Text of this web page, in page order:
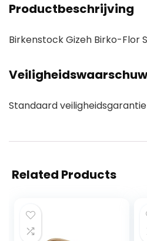
Productbeschrijving
Birkenstock Gizeh Birko-Flor
Standaard veiligheidsgarantie
Related Products